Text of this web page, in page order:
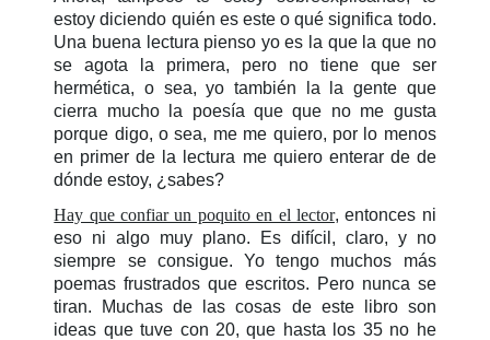
estoy diciendo quién es este o qué significa todo.
Una buena lectura pienso yo es la que la que no
se agota la primera, pero no tiene que ser
hermética, o sea, yo también la la gente que
cierra mucho la poesía que que no me gusta
porque digo, o sea, me me quiero, por lo menos
en primer de la lectura me quiero enterar de de
dónde estoy, ¿sabes?
Hay que confiar un poquito en el lector, entonces ni
eso ni algo muy plano. Es difícil, claro, y no
siempre se consigue. Yo tengo muchos más
poemas frustrados que escritos. Pero nunca se
tiran. Muchas de las cosas de este libro son
ideas que tuve con 20, que hasta los 35 no he